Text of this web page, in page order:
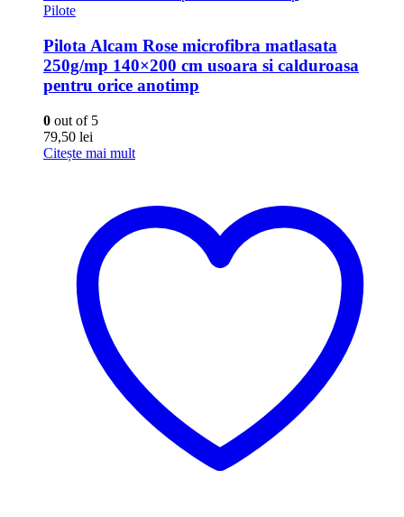
Pilote
Pilota Alcam Rose microfibra matlasata
250g/mp 140×200 cm usoara si calduroasa
pentru orice anotimp
0 out of 5
79,50 lei
Citește mai mult